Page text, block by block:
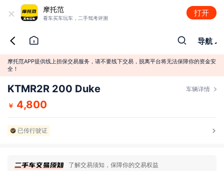
+ 摩托范
看车买车玩车，二手驾考评测
打开
导航
摩托范APP提供线上担保交易服务，请不要线下交易，脱离平台将无法保障你的资金安
全！
KTMR2R 200 Duke 车辆详情
￥ 4,800
已传行驶证
了解交易须知，保障你的交易权益